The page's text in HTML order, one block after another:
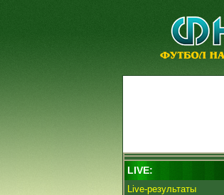
LIVE:
Live-результаты